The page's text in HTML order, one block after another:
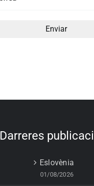
Darreres
Eslovènia
01/08/2026